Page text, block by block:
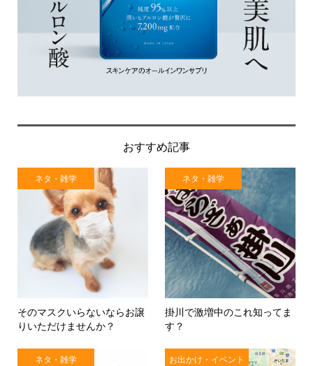
おすすめ記事
ネタ・雑学
そのマスクいらないならお譲
りいただけませんか？
ネタ・雑学
掛川で激増中のこれ知ってま
す？
ネタ・雑学 お出かけ・イベント